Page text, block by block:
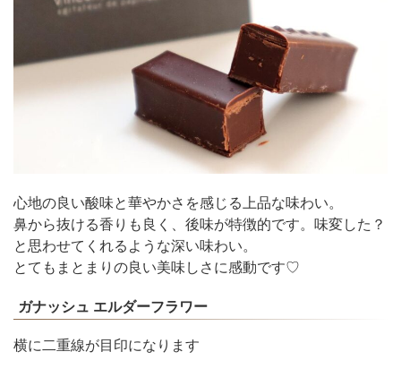
心地の良い酸味と華やかさを感じる上品な味わい。
鼻から抜ける香りも良く、後味が特徴的です。味変した？
と思わせてくれるような深い味わい。
とてもまとまりの良い美味しさに感動です♡
ガナッシュ エルダーフラワー
横に二重線が目印になります